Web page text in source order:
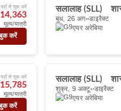
यहाँ से शुरू करें
मूल्य/यात्री
करें
सलालाह (SLL)
बुध, 26 अग॰डाइरैक्ट
एयर अरेबिया
यहाँ से शुरू करें
मूल्य/यात्री
करें
सलालाह (SLL)
शुक्र, 9 अक्टू॰ डाइरैक्ट
एयर अरेबिया